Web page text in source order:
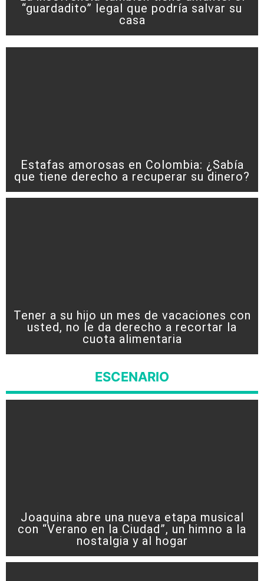
“guardadito” legal que podría salvar su
casa
Estafas amorosas en Colombia: ¿Sabía
que tiene derecho a recuperar su dinero?
Tener a su hijo un mes de vacaciones con
usted, no le da derecho a recortar la
cuota alimentaria
ESCENARIO
Joaquina abre una nueva etapa musical
con “Verano en la Ciudad”, un himno a la
nostalgia y al hogar